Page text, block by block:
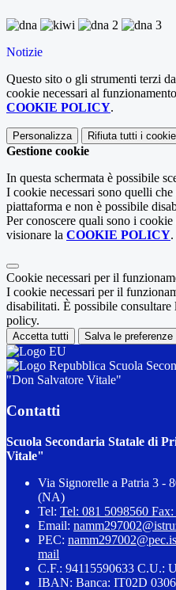
Notizie
Questo sito o gli strumenti terzi
cookie necessari al
COOKIE POLICY.
Personalizza Rifiuta tutti i
Gestione cookie
In questa schermata è possibile
I cookie necessari sono quelli
piattaforma e non è possibile
Per conoscere quali sono i
visionare la COOKIE POLICY.
Cookie necessari per il
I cookie necessari per il
disabilitati. È possibile
policy.
Accetta tutti Salva le preferenze
Scuola
"Don Salvatore Vitale"
Contatti
Scuola Secondaria Statale di
Vitale"
Via Signorelle a Patria 3 -
(NA)
Tel: Tel: 081 5098560
Email:
PEC:
mail
C.F.: 94115590633 C.U.:
IBAN: Banca: IT02D